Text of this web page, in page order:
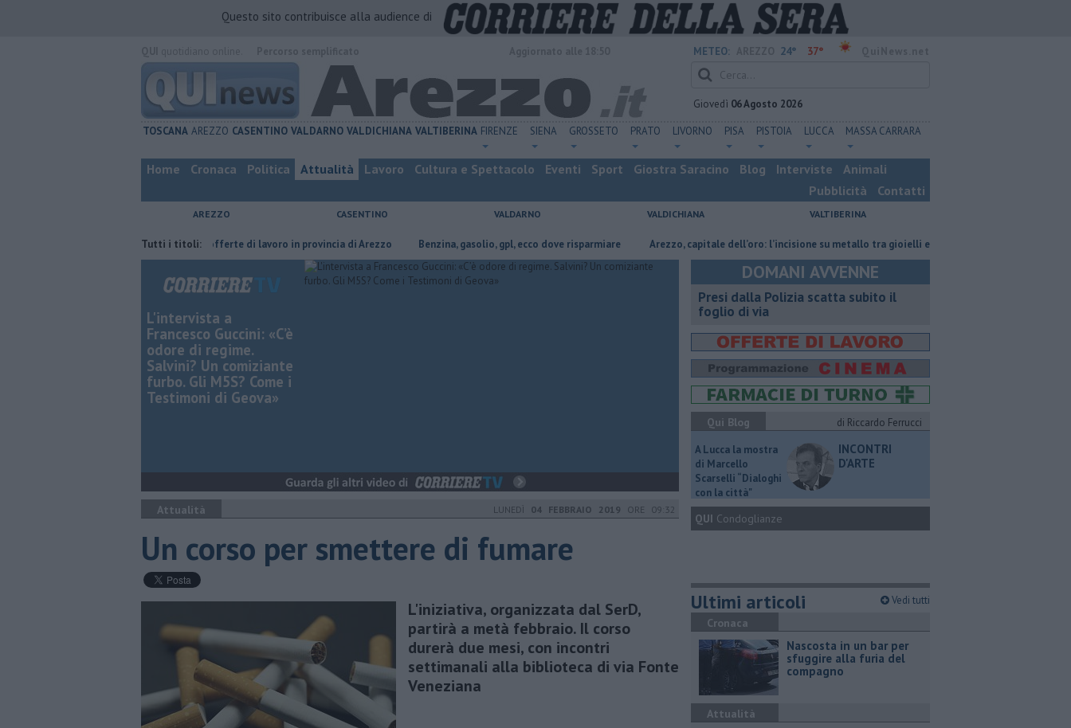
Questo sito contribuisce alla audience di
METEO: 24° 37°
Giovedì 06 Agosto 2026
TOSCANA AREZZO CASENTINO VALDARNO VALDICHIANA VALTIBERINA FIRENZE SIENA GROSSETO PRATO LIVORNO PISA PISTOIA LUCCA MASSA CARRARA
Home Cronaca Politica Attualità Lavoro Cultura e Spettacolo Eventi Sport Giostra Saracino Blog Interviste
Animali
Pubblicità
Contatti
AREZZO CASENTINO VALDARNO VALDICHIANA VALTIBERINA
Tutti i titoli:
​Tutte le offerte di lavoro in provincia di Arezzo ​Benzina, gasolio, gpl, ecco dove risparmiare Arezzo, capitale dell’oro: l’incisione su metallo tra gioielli e oggetti personalizzati
L'intervista a
Francesco Guccini: «C’è
odore di regime.
Salvini? Un comiziante
furbo. Gli M5S? Come i
Testimoni di Geova»
Attualità LUNEDÌ 04 FEBBRAIO 2019 ORE 09:32
Un corso per smettere di fumare
L'iniziativa, organizzata dal SerD,
partirà a metà febbraio. Il corso
durerà due mesi, con incontri
settimanali alla biblioteca di via Fonte
Veneziana
DOMANI AVVENNE
Presi dalla Polizia scatta subito il
foglio di via
Qui Blog
di Riccardo Ferrucci
A Lucca la mostra
di Marcello
Scarselli “Dialoghi
con la città"
INCONTRI
D'ARTE
QUI Condoglianze
Ultimi articoli Vedi tutti
Cronaca
Nascosta in un bar per
sfuggire alla furia del
compagno
Attualità